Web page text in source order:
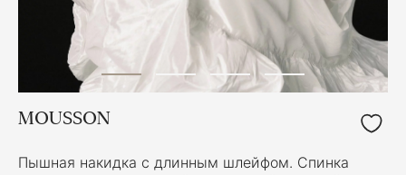
MOUSSON
Пышная накидка с длинным шлейфом. Спинка